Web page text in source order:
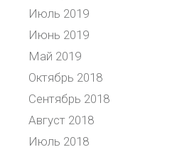
Июль 2019
Июнь 2019
Май 2019
Октябрь 2018
Сентябрь 2018
Август 2018
Июль 2018